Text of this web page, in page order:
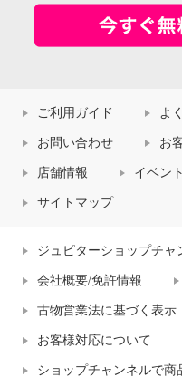
ご利用ガイド よ
お問い合わせ お
店舗情報 イベン
サイトマップ
ジュピターショップチャ
会社概要/免許情報
古物営業法に基づく表示
お客様対応について
ショップチャンネルで商